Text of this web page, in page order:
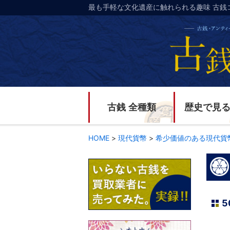
最も手軽な文化遺産に触れられる趣味 古銭
古銭 全種類 歴史で見
HOME > 現代貨幣 > 希少価値のある現代貨